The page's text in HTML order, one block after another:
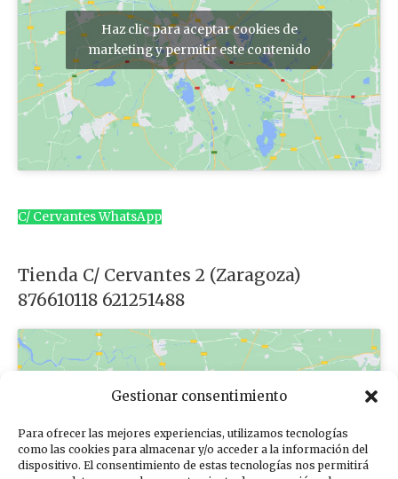
Gestionar consentimiento
Para ofrecer las mejores experiencias, utilizamos tecnologías
como las cookies para almacenar y/o acceder a la información del
dispositivo. El consentimiento de estas tecnologías nos permitirá
Haz clic para aceptar cookies de
marketing y permitir este contenido
C/ Cervantes WhatsApp
Tienda C/ Cervantes 2 (Zaragoza)
876610118 621251488
Haz clic para aceptar cookies de
marketing y permitir este contenido